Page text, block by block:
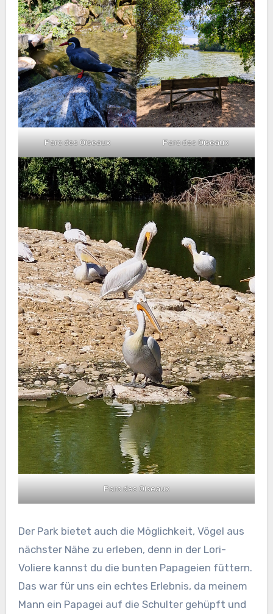
Parc des Oiseaux Parc des Oiseaux
Parc des Oiseaux
Der Park bietet auch die Möglichkeit, Vögel aus
nächster Nähe zu erleben, denn in der Lori-
Voliere kannst du die bunten Papageien füttern.
Das war für uns ein echtes Erlebnis, da meinem
Mann ein Papagei auf die Schulter gehüpft und